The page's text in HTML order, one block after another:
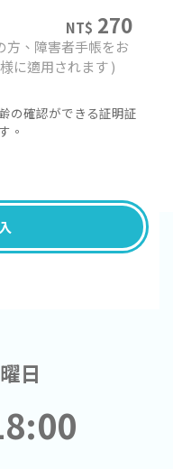
NT$ 270
方、障害者手帳をお
に適用されます )
の確認ができる証明証
。
日